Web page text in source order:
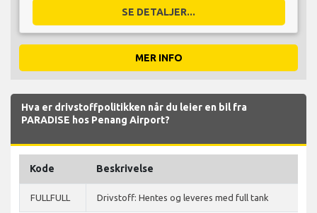
SE DETALJER...
MER INFO
Hva er drivstoffpolitikken når du leier en bil fra
PARADISE hos Penang Airport?
Kode Beskrivelse
FULLFULL Drivstoff: Hentes og leveres med full tank